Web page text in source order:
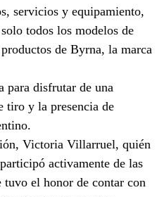
servicios y equipamiento,
todos los modelos de
de Byrna, la marca
para disfrutar de una
tiro y la presencia de
Victoria Villarruel, quién
activamente de las
el honor de contar con